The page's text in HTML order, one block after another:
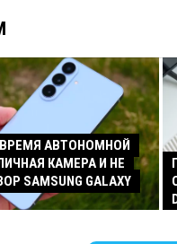
АВТОНОМНОЙ
КАМЕРА И НЕ
SAMSUNG GALAXY